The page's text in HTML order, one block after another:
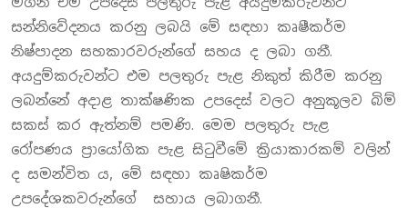
සන්නිවේදනය කරනු ලබයි මේ සඳහා කෘෂීකර්ම
නිෂ්පාදන සහකාරවරුන්ගේ සහය ද ලබා ගනී.
අයදුම්කරුවන්ට එම පලතුරු පැළ නිකුත් කිරීම කරනු
ලබන්නේ අදාළ තාක්ෂණික උපදෙස් වලට අනුකූලව බිම්
සකස් කර ඇත්නම් පමණි. මෙම පලතුරු පැළ
රෝපණය ප්‍රායෝගික පැළ සිටුවීමේ ක්‍රියාකාරකම් වලින්
ද සමන්විත ය, මේ සඳහා කෘෂිකර්ම
උපදේශකවරුන්ගේ සහාය ලබාගනී.